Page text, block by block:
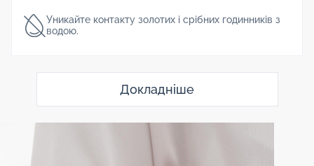
Уникайте контакту золотих і срібних годинників з
водою.
Докладніше